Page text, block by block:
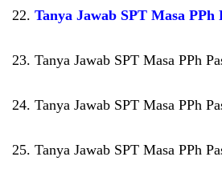
22. Tanya Jawab SPT Masa PPh
23. Tanya Jawab SPT Masa PPh
24. Tanya Jawab SPT Masa PPh
25. Tanya Jawab SPT Masa PPh